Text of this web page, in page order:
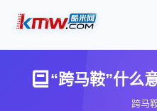
“跨马鞍”什么
跨马